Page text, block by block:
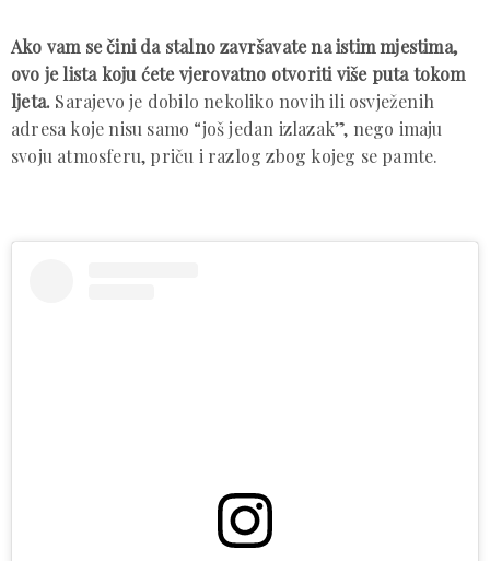
Ako vam se čini da stalno završavate na istim mjestima,
ovo je lista koju ćete vjerovatno otvoriti više puta tokom
ljeta. Sarajevo je dobilo nekoliko novih ili osvježenih
adresa koje nisu samo “još jedan izlazak”, nego imaju
svoju atmosferu, priču i razlog zbog kojeg se pamte.